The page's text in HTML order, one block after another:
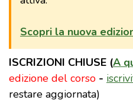
Scopri la nuova
ISCRIZIONI CHIUSE (A
edizione del corso -
restare aggiornata)